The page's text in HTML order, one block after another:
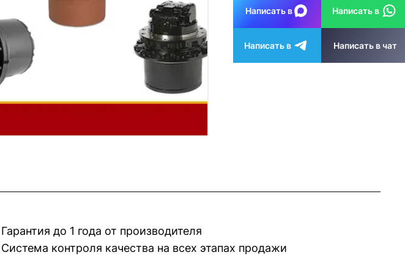
Написать в Написать в
Написать в Написать в чат
Гарантия до 1 года от производителя
Система контроля качества на всех этапах продажи